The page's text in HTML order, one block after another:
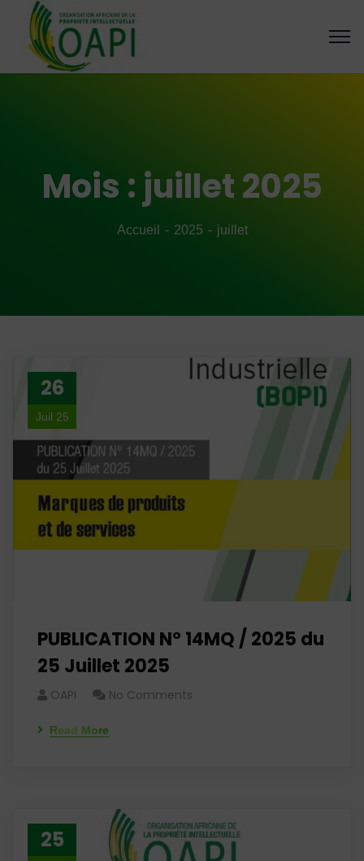
Mois : juillet 2025
Accueil 2025 juillet
26
Juil 25
PUBLICATION N° 14MQ / 2025 du
25 Juillet 2025
OAPI No Comments
Read More
25